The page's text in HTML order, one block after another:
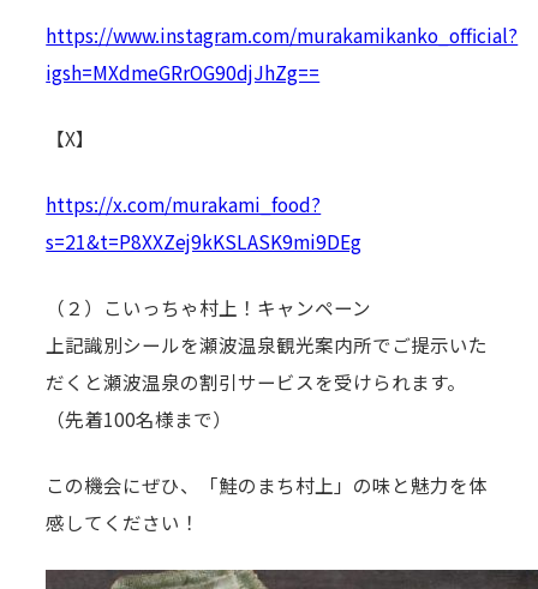
https://www.instagram.com/murakamikanko_official?
igsh=MXdmeGRrOG90djJhZg==
【X】
https://x.com/murakami_food?
s=21&t=P8XXZej9kKSLASK9mi9DEg
（２）こいっちゃ村上！キャンペーン
上記識別シールを瀬波温泉観光案内所でご提示いた
だくと瀬波温泉の割引サービスを受けられます。
（先着100名様まで）
この機会にぜひ、「鮭のまち村上」の味と魅力を体
感してください！